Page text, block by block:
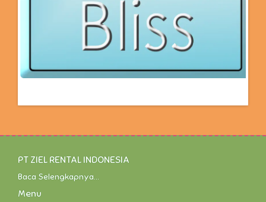
PT ZIEL RENTAL INDONESIA
Baca Selengkapnya...
Menu